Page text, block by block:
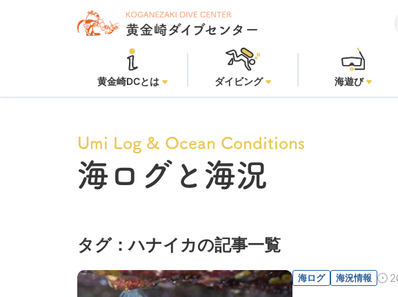
黄金崎DCとは ダイビング 海遊び
Umi Log & Ocean Conditions
海ログと海況
タグ：ハナイカの記事一覧
海ログ 海況情報